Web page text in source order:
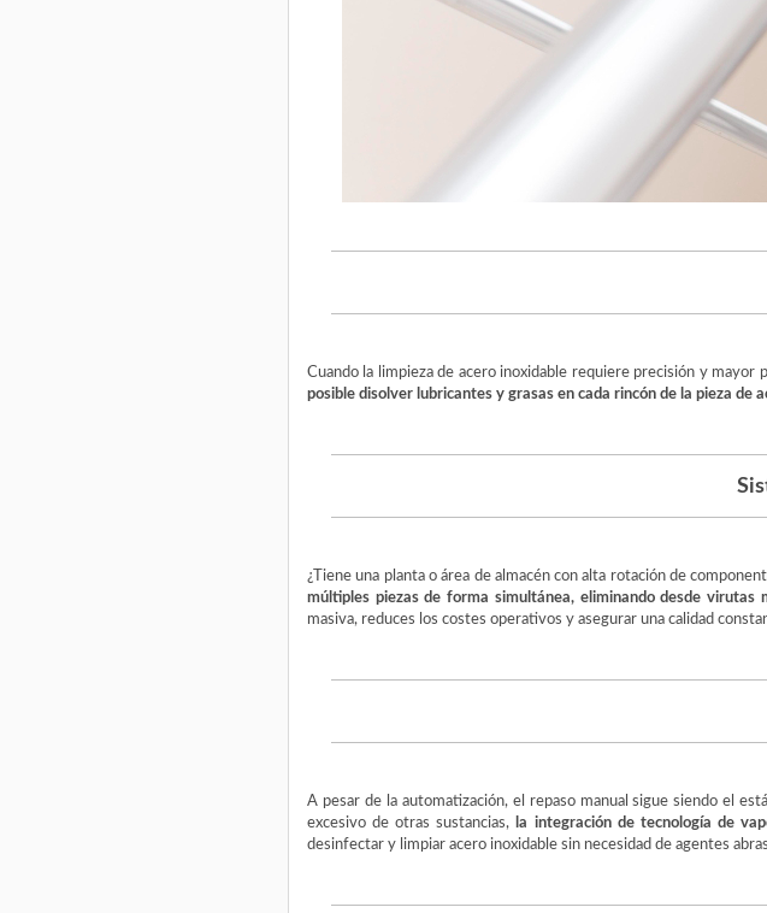
Cuando la limpieza de acero inoxidable requiere precisión y
posible disolver lubricantes y grasas en cada rincón de la pieza de
¿Tiene una planta o área de almacén con alta rotación de
múltiples piezas de forma simultánea, eliminando desde virutas
masiva, reduces los costes operativos y asegurar una calidad
A pesar de la automatización, el repaso manual sigue siendo el
excesivo de otras sustancias,
la integración de tecnología de
desinfectar y limpiar acero inoxidable sin necesidad de agentes